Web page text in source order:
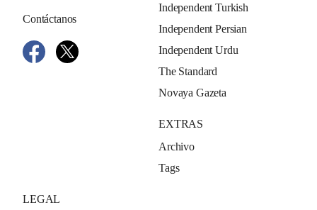
Contáctanos
Independent Turkish
Independent Persian
Independent Urdu
The Standard
Novaya Gazeta
EXTRAS
Archivo
Tags
LEGAL